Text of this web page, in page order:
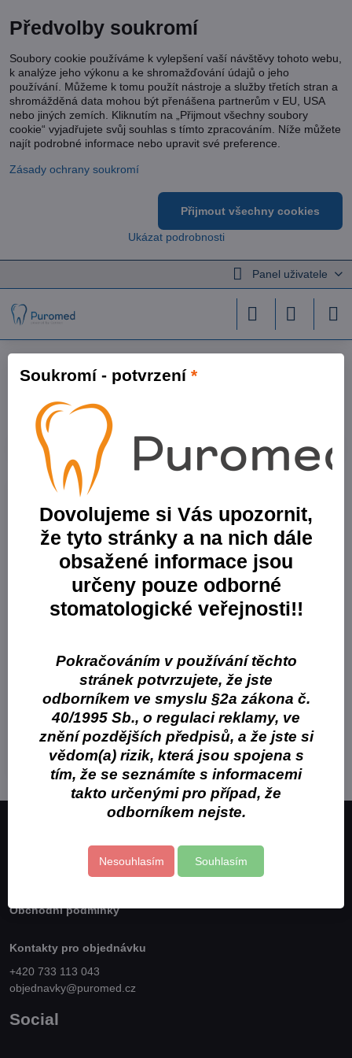
Panel uživatele
Producent
MERTLIN s.r.o.
Název Parametry
Stáčené gázové tampony z
bělených bavlněných vláken,
sterilní
Skladem
od 12,66 Kč
od 11,30 Kč bez DPH
Zobrazit
stomatologických potřeb.
Obchodní podmínky
Kontakty pro objednávku
+420 733 113 043
objednavky@puromed.cz
Social
Předvolby soukromí
Soubory cookie používáme k vylepšení vaší návštěvy tohoto webu,
k analýze jeho výkonu a ke shromažďování údajů o jeho
používání. Můžeme k tomu použít nástroje a služby třetích stran a
shromážděná data mohou být přenášena partnerům v EU, USA
nebo jiných zemích. Kliknutím na „Přijmout všechny soubory
cookie“ vyjadřujete svůj souhlas s tímto zpracováním. Níže můžete
najít podrobné informace nebo upravit své preference.
Zásady ochrany soukromí
Ukázat podrobnosti
Přijmout všechny cookies
Soukromí - potvrzení *
Dovolujeme si Vás upozornit,
že tyto stránky a na nich dále
obsažené informace jsou
určeny pouze odborné
stomatologické veřejnosti!!
Pokračováním v používání těchto
stránek potvrzujete, že jste
odborníkem ve smyslu §2a zákona č.
40/1995 Sb., o regulaci reklamy, ve
znění pozdějších předpisů, a že jste si
vědom(a) rizik, která jsou spojena s
tím, že se seznámíte s informacemi
takto určenými pro případ, že
odborníkem nejste.
Nesouhlasím Souhlasím